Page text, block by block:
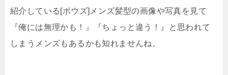
紹介している[ボウズ]メンズ髪型の画像や写真を見て
『俺には無理かも！』『ちょっと違う！』と思われて
しまうメンズもあるかも知れませんね。